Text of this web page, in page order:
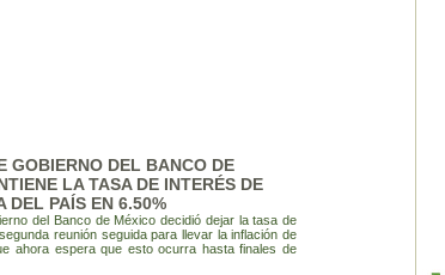
GOBIERNO DEL BANCO DE
LA TASA DE INTERÉS DE
DEL PAÍS EN 6.50%
del Banco de México decidió dejar la tasa de
reunión seguida para llevar la inflación de
ahora espera que esto ocurra hasta finales de